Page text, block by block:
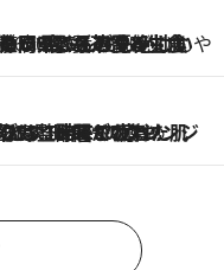
手みやげ ひんやりスイーツで夏を満喫
2026.8.5
夏絶対食べたい 冷やしておいしいおやつ3選 お茶香る生食感のふるふるゼリー
もの集め EDITORS' BEST
が“癒やし”に。THREEのクレンジングは、酷暑で疲れた肌も心も整えてくれる！